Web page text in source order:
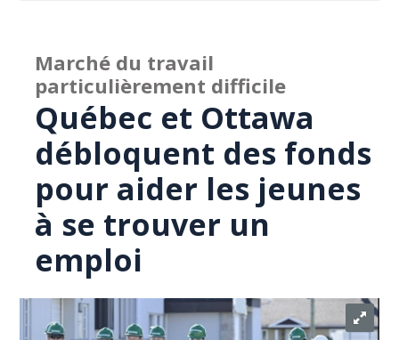
Marché du travail
particulièrement difficile
Québec et Ottawa
débloquent des fonds
pour aider les jeunes
à se trouver un
emploi